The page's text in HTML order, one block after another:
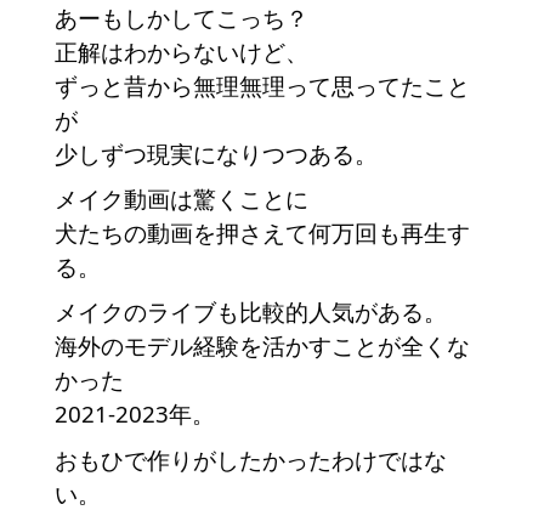
あーもしかしてこっち？
正解はわからないけど、
ずっと昔から無理無理って思ってたこと
が
少しずつ現実になりつつある。
メイク動画は驚くことに
犬たちの動画を押さえて何万回も再生す
る。
メイクのライブも比較的人気がある。
海外のモデル経験を活かすことが全くな
かった
2021-2023年。
おもひで作りがしたかったわけではな
い。